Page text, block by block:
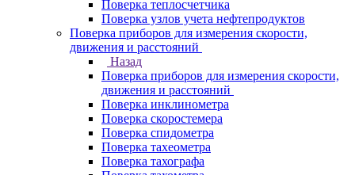
Поверка теплосчетчика
Поверка узлов учета нефтепродуктов
Поверка приборов для измерения скорости,
движения и расстояний
Назад
Поверка приборов для измерения скорости,
движения и расстояний
Поверка инклинометра
Поверка скоростемера
Поверка спидометра
Поверка тахеометра
Поверка тахографа